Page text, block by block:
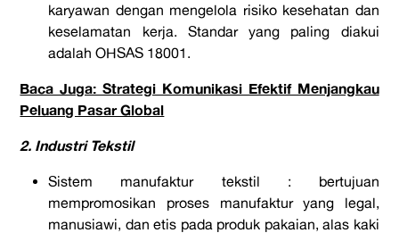
karyawan dengan mengelola risiko kesehatan dan
keselamatan kerja. Standar yang paling diakui
adalah OHSAS 18001.
Baca Juga: Strategi Komunikasi Efektif Menjangkau
Peluang Pasar Global
2. Industri Tekstil
Sistem manufaktur tekstil : bertujuan
mempromosikan proses manufaktur yang legal,
manusiawi, dan etis pada produk pakaian, alas kaki